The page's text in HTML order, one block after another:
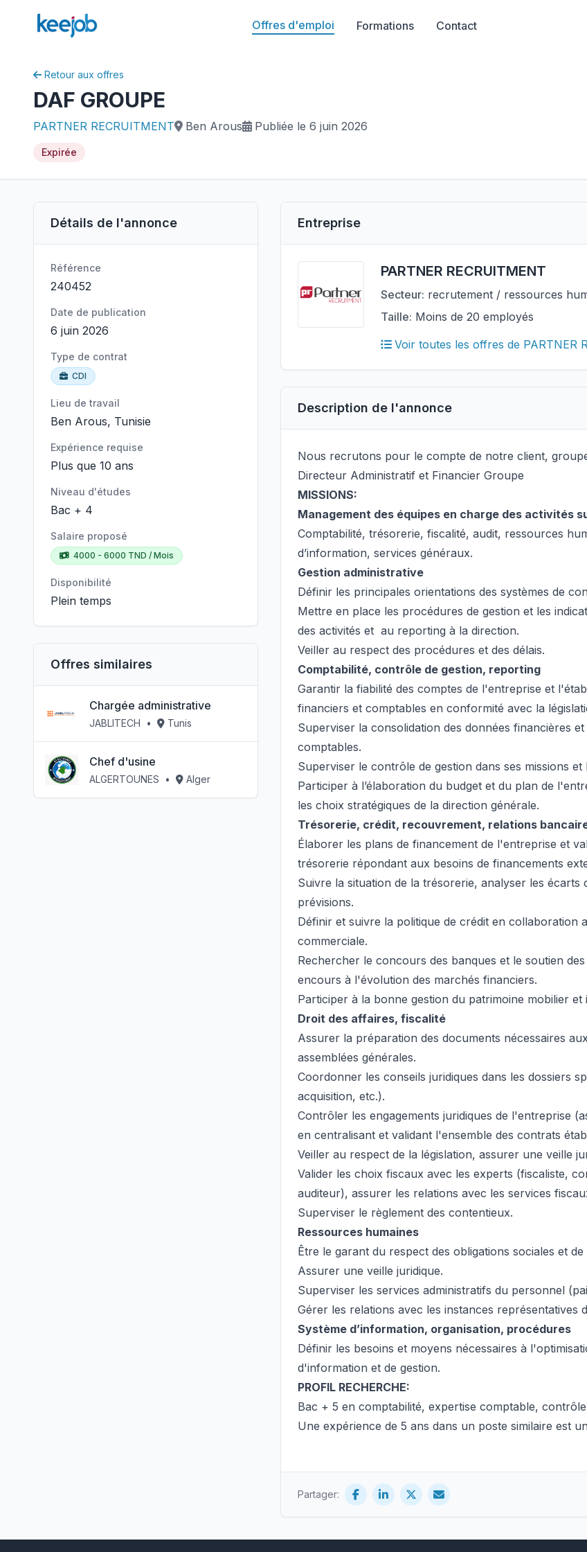
Offres d'emploi Formations Contact
Retour aux offres
DAF GROUPE
PARTNER RECRUITMENT Ben Arous Publiée le 6 juin 2026
Expirée
Détails de l'annonce
Référence
240452
Date de publication
6 juin 2026
Type de contrat
CDI
Lieu de travail
Ben Arous, Tunisie
Expérience requise
Plus que 10 ans
Niveau d'études
Bac + 4
Salaire proposé
4000 - 6000 TND / Mois
Disponibilité
Plein temps
Offres similaires
Chargée administrative
JABLITECH • Tunis
Chef d'usine
ALGERTOUNES • Alger
Entreprise
PARTNER RECRUITMENT
Secteur: recrutement / ressources
Taille: Moins de 20 employés
Voir toutes les offres de PARTNER
Description de l'annonce
Nous recrutons pour le compte de notre client,
Directeur Administratif et Financier Groupe
MISSIONS:
Management des équipes en charge des activités
Comptabilité, trésorerie, fiscalité, audit, ressources
d’information, services généraux.
Gestion administrative
Définir les principales orientations des systèmes de
Mettre en place les procédures de gestion et les
des activités et au reporting à la direction.
Veiller au respect des procédures et des délais.
Comptabilité, contrôle de gestion, reporting
Garantir la fiabilité des comptes de l'entreprise et
financiers et comptables en conformité avec la
Superviser la consolidation des données financières
comptables.
Superviser le contrôle de gestion dans ses missions
Participer à l’élaboration du budget et du plan de
les choix stratégiques de la direction générale.
Trésorerie, crédit, recouvrement, relations
Élaborer les plans de financement de l'entreprise et
trésorerie répondant aux besoins de financements
Suivre la situation de la trésorerie, analyser les
prévisions.
Définir et suivre la politique de crédit en collaboration
commerciale.
Rechercher le concours des banques et le soutien
encours à l'évolution des marchés financiers.
Participer à la bonne gestion du patrimoine mobilier et
Droit des affaires, fiscalité
Assurer la préparation des documents nécessaires
assemblées générales.
Coordonner les conseils juridiques dans les dossiers
acquisition, etc.).
Contrôler les engagements juridiques de l'entreprise
en centralisant et validant l'ensemble des contrats
Veiller au respect de la législation, assurer une veille
Valider les choix fiscaux avec les experts (fiscaliste,
auditeur), assurer les relations avec les services
Superviser le règlement des contentieux.
Ressources humaines
Être le garant du respect des obligations sociales et
Assurer une veille juridique.
Superviser les services administratifs du personnel
Gérer les relations avec les instances représentatives
Système d’information, organisation, procédures
Définir les besoins et moyens nécessaires à
d'information et de gestion.
PROFIL RECHERCHE:
Bac + 5 en comptabilité, expertise comptable,
Une expérience de 5 ans dans un poste similaire est
Partager: